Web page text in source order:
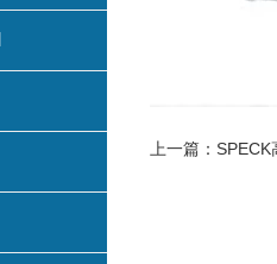
上一篇： SPECK